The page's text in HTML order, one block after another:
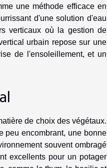
une méthode efficace en
d'une solution d'eau
verticaux où la gestion de
urbain repose sur une
de l'ensoleillement, et un
de choix des végétaux.
peu encombrant, une bonne
souvent ombragé
excellents pour un potager